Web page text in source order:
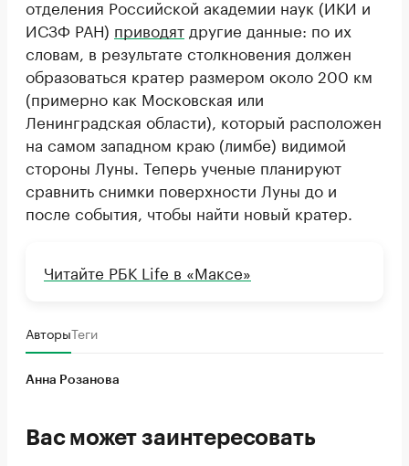
отделения Российской академии наук (ИКИ и
ИСЗФ РАН) приводят другие данные: по их
словам, в результате столкновения должен
образоваться кратер размером около 200 км
(примерно как Московская или
Ленинградская области), который расположен
на самом западном краю (лимбе) видимой
стороны Луны. Теперь ученые планируют
сравнить снимки поверхности Луны до и
после события, чтобы найти новый кратер.
Читайте РБК Life в «Максе»
АвторыТеги
Анна Розанова
Вас может заинтересовать